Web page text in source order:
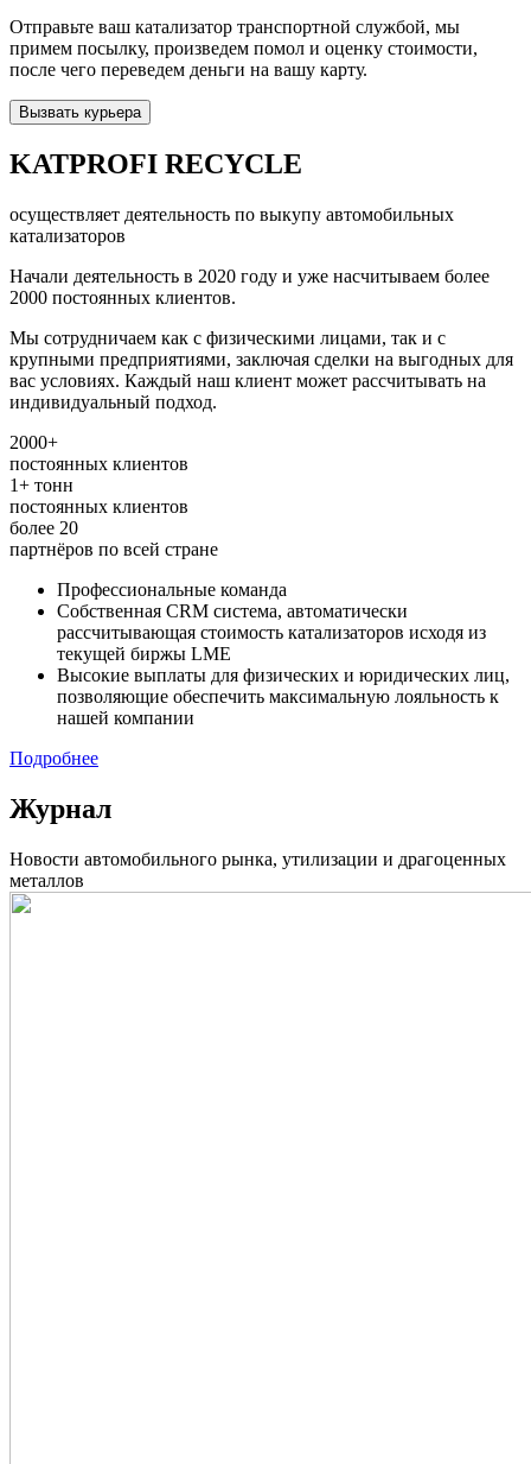
Отправьте ваш катализатор транспортной службой, мы
примем посылку, произведем помол и оценку стоимости,
после чего переведем деньги на вашу карту.
Вызвать курьера
KATPROFI RECYCLE
осуществляет деятельность по выкупу автомобильных
катализаторов
Начали деятельность в 2020 году и уже насчитываем более
2000 постоянных клиентов.
Мы сотрудничаем как с физическими лицами, так и с
крупными предприятиями, заключая сделки на выгодных для
вас условиях. Каждый наш клиент может рассчитывать на
индивидуальный подход.
2000+
постоянных клиентов
1+ тонн
постоянных клиентов
более 20
партнёров по всей стране
Профессиональные команда
Cобственная CRM система, автоматически
рассчитывающая стоимость катализаторов исходя из
текущей биржы LME
Высокие выплаты для физических и юридических лиц,
позволяющие обеспечить максимальную лояльность к
нашей компании
Подробнее
Журнал
Новости автомобильного рынка, утилизации и драгоценных
металлов